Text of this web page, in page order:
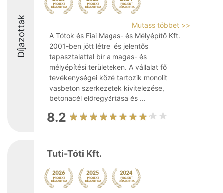
Díjazottak
Mutass többet >>
A Tótok és Fiai Magas- és Mélyépítő Kft.
2001-ben jött létre, és jelentős
tapasztalattal bír a magas- és
mélyépítési területeken. A vállalat fő
tevékenységei közé tartozik monolit
vasbeton szerkezetek kivitelezése,
betonacél előregyártása és ...
8.2
Tuti-Tóti Kft.